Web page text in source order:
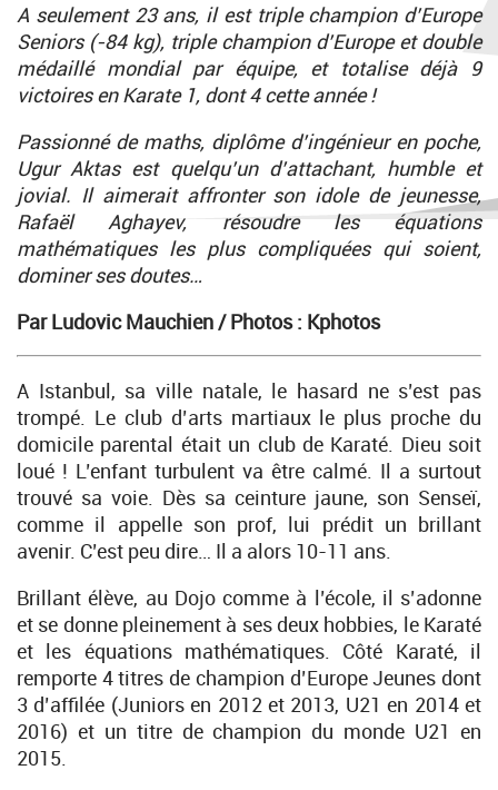
A seulement 23 ans, il est triple champion d’Europe
Seniors (-84 kg), triple champion d’Europe et double
médaillé mondial par équipe, et totalise déjà 9
victoires en Karate 1, dont 4 cette année !
Passionné de maths, diplôme d’ingénieur en poche,
Ugur Aktas est quelqu’un d’attachant, humble et
jovial. Il aimerait affronter son idole de jeunesse,
Rafaël Aghayev, résoudre les équations
mathématiques les plus compliquées qui soient,
dominer ses doutes…
Par Ludovic Mauchien /Photos : Kphotos
A Istanbul, sa ville natale, le hasard ne s’est pas
trompé. Le club d’arts martiaux le plus proche du
domicile parental était un club de Karaté. Dieu soit
loué ! L’enfant turbulent va être calmé. Il a surtout
trouvé sa voie. Dès sa ceinture jaune, son Senseï,
comme il appelle son prof, lui prédit un brillant
avenir. C’est peu dire… Il a alors 10-11 ans.
Brillant élève, au Dojo comme à l’école, il s’adonne
et se donne pleinement à ses deux hobbies, le Karaté
et les équations mathématiques. Côté Karaté, il
remporte 4 titres de champion d’Europe Jeunes dont
3 d’affilée (Juniors en 2012 et 2013, U21 en 2014 et
2016) et un titre de champion du monde U21 en
2015.